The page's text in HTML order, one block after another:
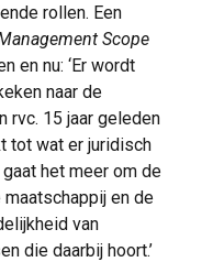
jaar is
vrouw
De
en organisaties
adviesrollen
private equity-
rollen. Een
Scope
en nu: ‘Er wordt
naar de
rvc. 15 jaar geleden
tot wat er juridisch
het meer om de
en de
van
die daarbij hoort.’